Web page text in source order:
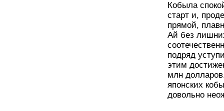
Кобыла
старт и,
прямой,
Ай без
подряд
этим
млн
японских
довольно